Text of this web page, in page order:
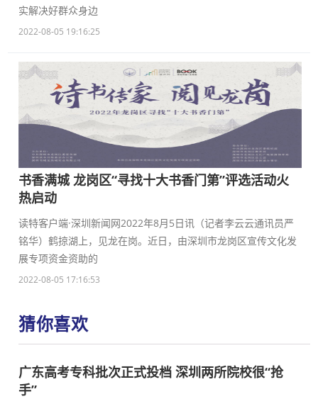
实解决好群众身边
2022-08-05 19:16:25
书香满城 龙岗区“寻找十大书香门第”评选活动火
热启动
读特客户端·深圳新闻网2022年8月5日讯（记者李云云通讯员严
铭华）鹤掠湖上，见龙在岗。近日，由深圳市龙岗区宣传文化发
展专项资金资助的
2022-08-05 17:16:53
猜你喜欢
广东高考专科批次正式投档 深圳两所院校很“抢
手”